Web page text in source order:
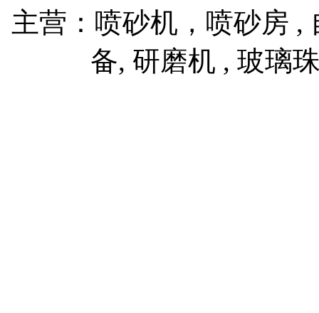
主营：喷砂机，喷砂房 ,
备, 研磨机 , 玻璃